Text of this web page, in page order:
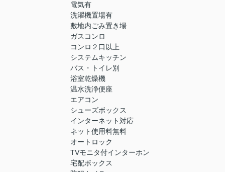
電気有
洗濯機置場有
敷地内ごみ置き場
ガスコンロ
コンロ２口以上
システムキッチン
バス・トイレ別
浴室乾燥機
温水洗浄便座
エアコン
シューズボックス
インターネット対応
ネット使用料無料
オートロック
TVモニタ付インターホン
宅配ボックス